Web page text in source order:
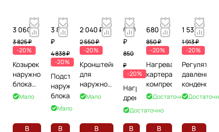
3 060 ₽
3 825 ₽
-20%
Козырек
наружного
блока
свыше 4
Мало
В
3 870
₽
4 838 ₽
-20%
Подставка
наружного
блока
Мало
В
2 040 ₽
2 550 ₽
-20%
Кронштейн
для
наружного
блока от
Мало
В
680
₽
850
₽
-20%
Нагреватель
дренажа
Достаточно
В
680 ₽
850 ₽
-20%
Нагреватель
картера
компрессора
Достаточно
В
1 530 ₽
1 913 ₽
-20%
Регулятор
давления
В